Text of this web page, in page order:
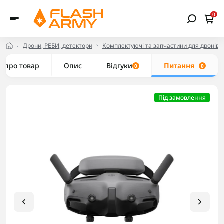
0
Дрони, РЕБИ, детектори Комплектуючі та запчастини для дронів
про товар Опис Відгуки 0 Питання 0
Під замовлення